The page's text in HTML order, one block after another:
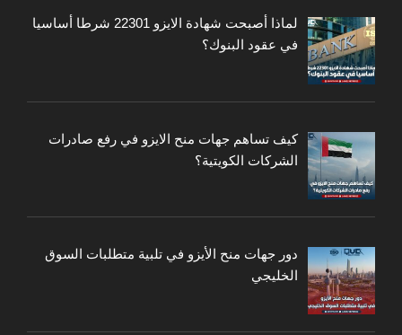
لماذا أصبحت شهادة الايزو 22301 شرطا أساسيا
في عقود البنوك؟
كيف تساهم جهات منح الايزو في رفع صادرات
الشركات الكويتية؟
دور جهات منح الأيزو في تلبية متطلبات السوق
الخليجي